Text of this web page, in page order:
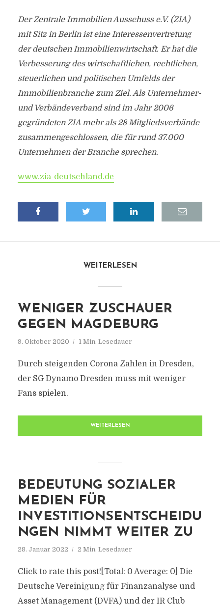
Der Zentrale Immobilien Ausschuss e.V. (ZIA)
mit Sitz in Berlin ist eine Interessenvertretung
der deutschen Immobilienwirtschaft. Er hat die
Verbesserung des wirtschaftlichen, rechtlichen,
steuerlichen und politischen Umfelds der
Immobilienbranche zum Ziel. Als Unternehmer-
und Verbändeverband sind im Jahr 2006
gegründeten ZIA mehr als 28 Mitgliedsverbände
zusammengeschlossen, die für rund 37.000
Unternehmen der Branche sprechen.
www.zia-deutschland.de
WEITERLESEN
WENIGER ZUSCHAUER
GEGEN MAGDEBURG
9. Oktober 2020 1 Min. Lesedauer
Durch steigenden Corona Zahlen in Dresden,
der SG Dynamo Dresden muss mit weniger
Fans spielen.
WEITERLESEN
BEDEUTUNG SOZIALER
MEDIEN FÜR
INVESTITIONSENTSCHEIDU
NGEN NIMMT WEITER ZU
28. Januar 2022 2 Min. Lesedauer
Click to rate this post![Total: 0 Average: 0] Die
Deutsche Vereinigung für Finanzanalyse und
Asset Management (DVFA) und der IR Club